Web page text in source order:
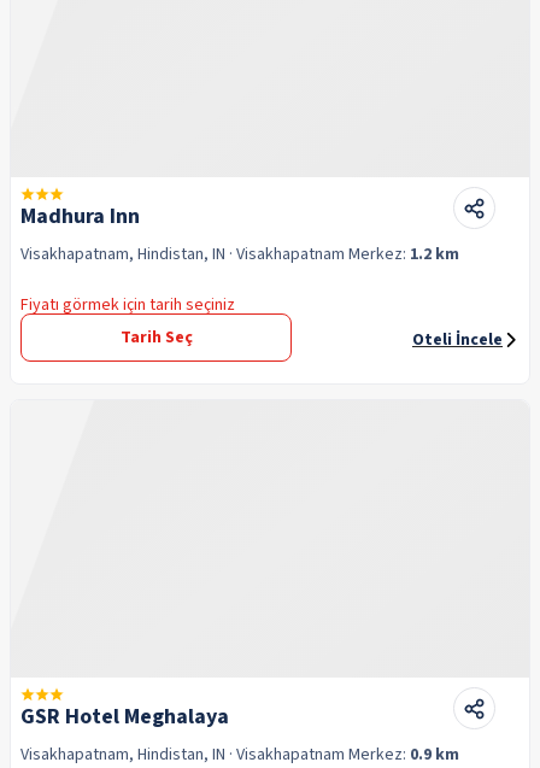
Madhura Inn
Visakhapatnam, Hindistan, IN · Visakhapatnam Merkez: 1.2 km
Fiyatı görmek için tarih seçiniz
Tarih Seç
Oteli İncele
GSR Hotel Meghalaya
Visakhapatnam, Hindistan, IN · Visakhapatnam Merkez: 0.9 km